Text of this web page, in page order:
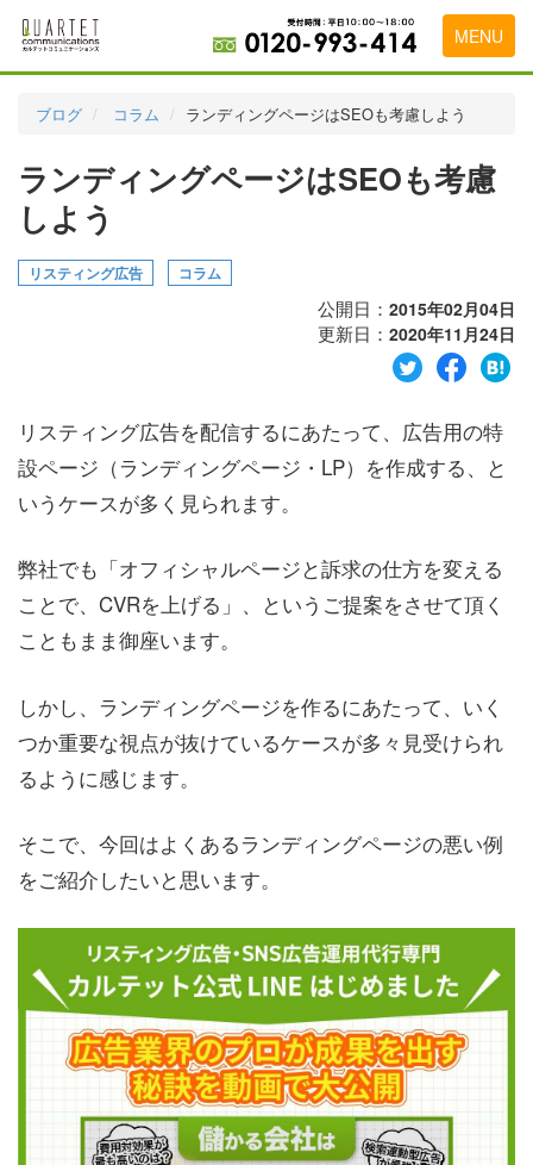
MENU
実績・お客様の声
初めて導入をお考えの方
代理店の乗り換えをお考えの方
会社概要
お問い合わせ
ブログ コラム ランディングページはSEOも考慮しよう
ランディングページはSEOも考慮
しよう
リスティング広告 コラム
公開日： 2015年02月04日
更新日： 2020年11月24日
リスティング広告を配信するにあたって、広告用の特
設ページ（ランディングページ・LP）を作成する、と
いうケースが多く見られます。
弊社でも「オフィシャルページと訴求の仕方を変える
ことで、CVRを上げる」、というご提案をさせて頂く
こともまま御座います。
しかし、ランディングページを作るにあたって、いく
つか重要な視点が抜けているケースが多々見受けられ
るように感じます。
そこで、今回はよくあるランディングページの悪い例
をご紹介したいと思います。